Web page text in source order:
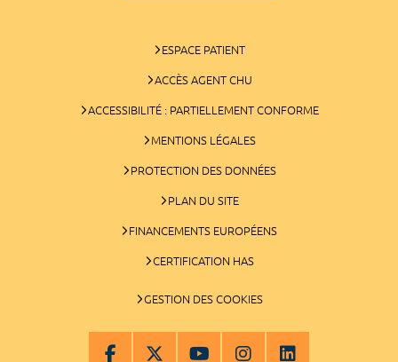
ESPACE PATIENT
ACCÈS AGENT CHU
ACCESSIBILITÉ : PARTIELLEMENT CONFORME
MENTIONS LÉGALES
PROTECTION DES DONNÉES
PLAN DU SITE
FINANCEMENTS EUROPÉENS
CERTIFICATION HAS
GESTION DES COOKIES